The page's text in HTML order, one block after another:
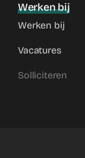
Werken bij
Werken bij
Vacatures
Solliciteren